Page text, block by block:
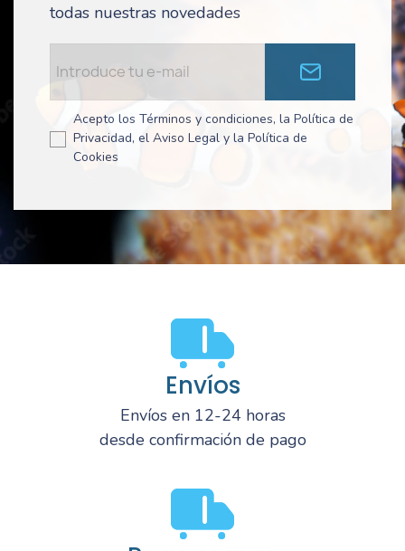
todas nuestras novedades
Acepto los Términos y condiciones, la Política de
Privacidad, el Aviso Legal y la Política de
Cookies
Envíos
Envíos en 12-24 horas
desde confirmación de pago